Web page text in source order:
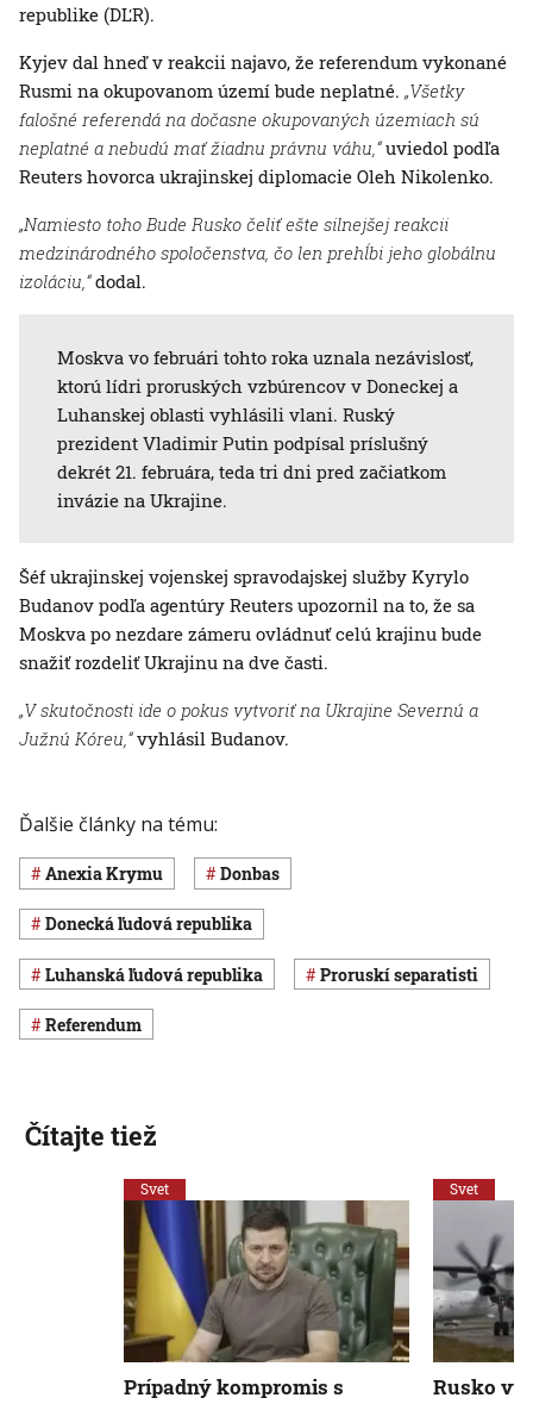
republike (DĽR).
Kyjev dal hneď v reakcii najavo, že referendum vykonané
Rusmi na okupovanom území bude neplatné. „Všetky
falošné referendá na dočasne okupovaných územiach sú
neplatné a nebudú mať žiadnu právnu váhu,“uviedol podľa
Reuters hovorca ukrajinskej diplomacie Oleh Nikolenko.
„Namiesto toho Bude Rusko čeliť ešte silnejšej reakcii
medzinárodného spoločenstva, čo len prehĺbi jeho globálnu
izoláciu,“dodal.
Moskva vo februári tohto roka uznala nezávislosť,
ktorú lídri proruských vzbúrencov v Doneckej a
Luhanskej oblasti vyhlásili vlani. Ruský
prezident Vladimir Putin podpísal príslušný
dekrét 21. februára, teda tri dni pred začiatkom
invázie na Ukrajine.
Šéf ukrajinskej vojenskej spravodajskej služby Kyrylo
Budanov podľa agentúry Reuters upozornil na to, že sa
Moskva po nezdare zámeru ovládnuť celú krajinu bude
snažiť rozdeliť Ukrajinu na dve časti.
„V skutočnosti ide o pokus vytvoriť na Ukrajine Severnú a
Južnú Kóreu,“vyhlásil Budanov.
Ďalšie články na tému:
anexia Krymu Donbas
Donecká ľudová republika
Luhanská ľudová republika proruskí separatisti
referendum
Čítajte tiež
Svet
Prípadný kompromis s
Svet
Rusko